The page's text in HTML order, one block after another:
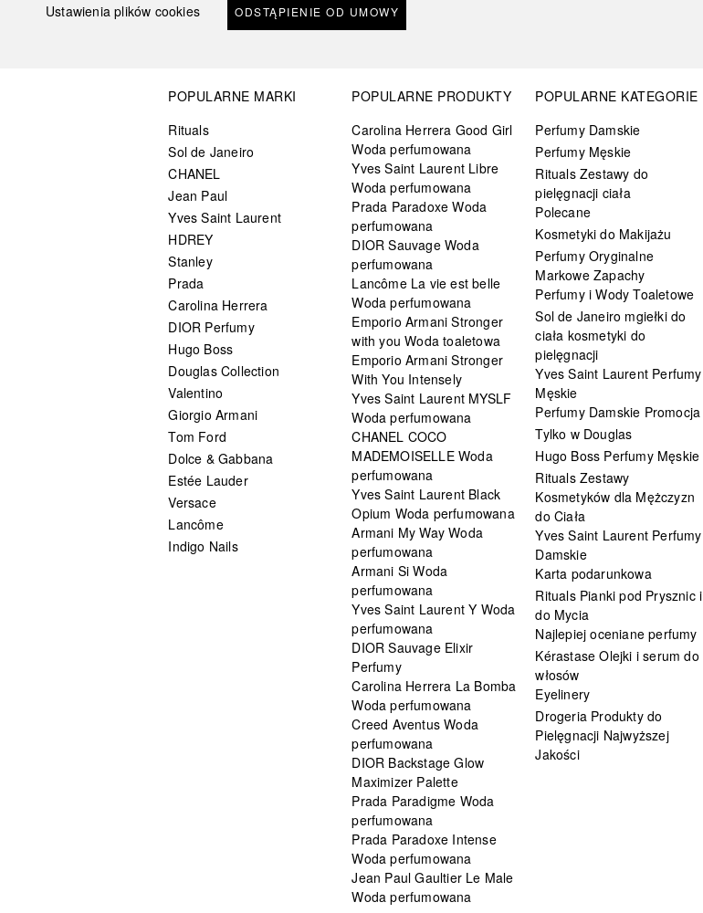
Ustawienia plików cookies
ODSTĄPIENIE OD UMOWY
POPULARNE MARKI
Rituals
Sol de Janeiro
CHANEL
Jean Paul
Yves Saint Laurent
HDREY
Stanley
Prada
Carolina Herrera
DIOR Perfumy
Hugo Boss
Douglas Collection
Valentino
Giorgio Armani
Tom Ford
Dolce & Gabbana
Estée Lauder
Versace
Lancôme
Indigo Nails
POPULARNE PRODUKTY
Carolina Herrera Good Girl
Woda perfumowana
Yves Saint Laurent Libre
Woda perfumowana
Prada Paradoxe Woda
perfumowana
DIOR Sauvage Woda
perfumowana
Lancôme La vie est belle
Woda perfumowana
Emporio Armani Stronger
with you Woda toaletowa
Emporio Armani Stronger
With You Intensely
Yves Saint Laurent MYSLF
Woda perfumowana
CHANEL COCO
MADEMOISELLE Woda
perfumowana
Yves Saint Laurent Black
Opium Woda perfumowana
Armani My Way Woda
perfumowana
Armani Si Woda
perfumowana
Yves Saint Laurent Y Woda
perfumowana
DIOR Sauvage Elixir
Perfumy
Carolina Herrera La Bomba
Woda perfumowana
Creed Aventus Woda
perfumowana
DIOR Backstage Glow
Maximizer Palette
Prada Paradigme Woda
perfumowana
Prada Paradoxe Intense
Woda perfumowana
Jean Paul Gaultier Le Male
Woda perfumowana
POPULARNE KATEGORIE
Perfumy Damskie
Perfumy Męskie
Rituals Zestawy do
pielęgnacji ciała
Polecane
Kosmetyki do Makijażu
Perfumy Oryginalne
Markowe Zapachy
Perfumy i Wody Toaletowe
Sol de Janeiro mgiełki do
ciała kosmetyki do
pielęgnacji
Yves Saint Laurent Perfumy
Męskie
Perfumy Damskie Promocja
Tylko w Douglas
Hugo Boss Perfumy Męskie
Rituals Zestawy
Kosmetyków dla Mężczyzn
do Ciała
Yves Saint Laurent Perfumy
Damskie
Karta podarunkowa
Rituals Pianki pod Prysznic i
do Mycia
Najlepiej oceniane perfumy
Kérastase Olejki i serum do
włosów
Eyelinery
Drogeria Produkty do
Pielęgnacji Najwyższej
Jakości